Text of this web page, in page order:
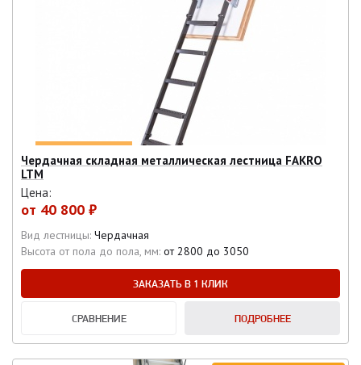
Чердачная складная металлическая лестница FAKRO
LTM
Цена:
от 40 800 ₽
Вид лестницы: Чердачная
Высота от пола до пола, мм: от 2800 до 3050
ЗАКАЗАТЬ В 1 КЛИК
СРАВНЕНИЕ ПОДРОБНЕЕ